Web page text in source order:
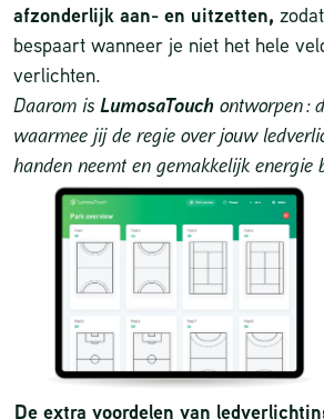
afzonderlijk aan- en uitzetten,
bespaart wanneer je niet het hele
verlichten.
Daarom is LumosaTouch ontworpen :
waarmee jij de regie over jouw
handen neemt en gemakkelijk energie
De extra voordelen van